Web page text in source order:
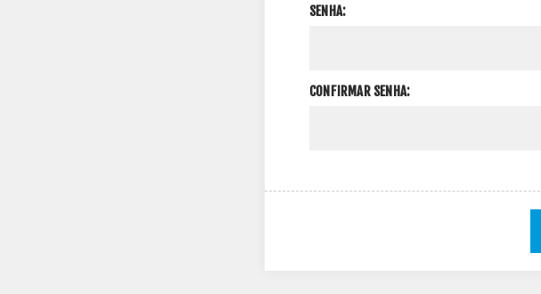
SENHA:
CONFIRMAR SENHA: